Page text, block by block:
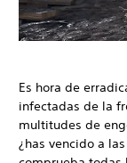
Es hora de
infectadas de la
multitudes de
¿has vencido a